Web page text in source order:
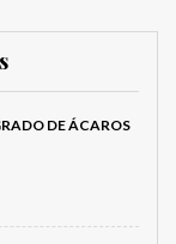
DE ÁCAROS